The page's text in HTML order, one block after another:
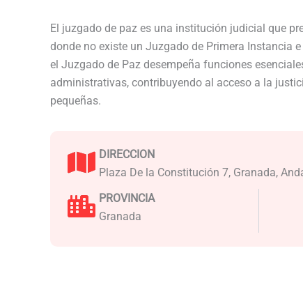
El juzgado de paz es una institución judicial que
donde no existe un Juzgado de Primera Instancia
el Juzgado de Paz desempeña funciones
administrativas, contribuyendo al acceso a la
pequeñas.
DIRECCION
Plaza De la Constitución 7, Granada,
PROVINCIA
Granada